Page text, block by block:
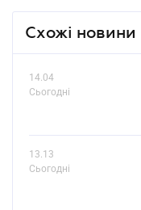
Схожі новини
14.04
Сьогодні
13.13
Сьогодні